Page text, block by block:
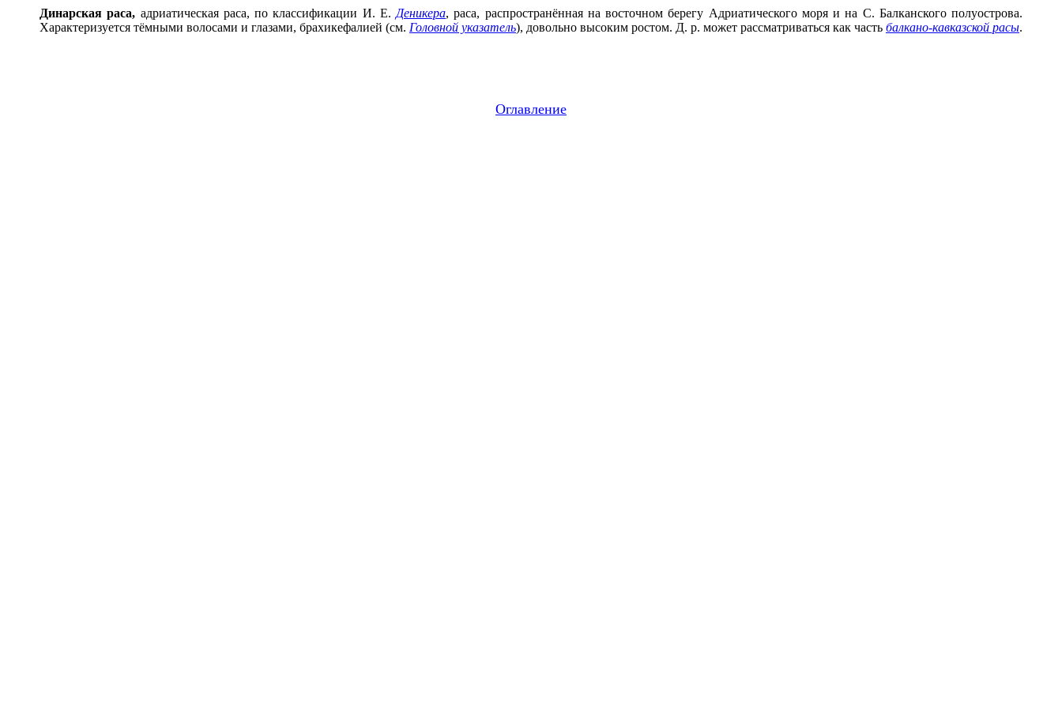
Динарская раса, адриатическая раса, по классификации И. Е. Деникера, раса, распространённая на восточном берегу Адриатического моря и на С. Балканского полуострова.
Характеризуется тёмными волосами и глазами, брахикефалией (см. Головной указатель), довольно высоким ростом. Д. р. может рассматриваться как часть балкано-кавказской расы.
Оглавление